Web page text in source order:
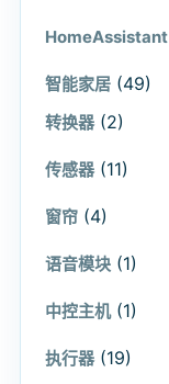
HomeAssistant
智能家居 (49)
转换器 (2)
传感器 (11)
窗帘 (4)
语音模块 (1)
中控主机 (1)
执行器 (19)